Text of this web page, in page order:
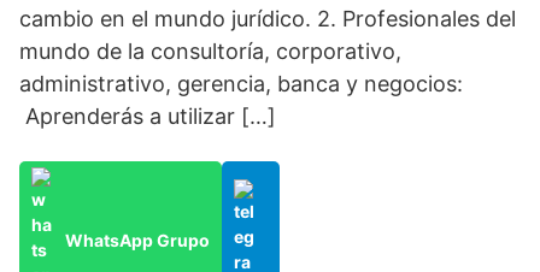
cambio en el mundo jurídico. 2. Profesionales del
mundo de la consultoría, corporativo,
administrativo, gerencia, banca y negocios:
Aprenderás a utilizar […]
WhatsApp Grupo